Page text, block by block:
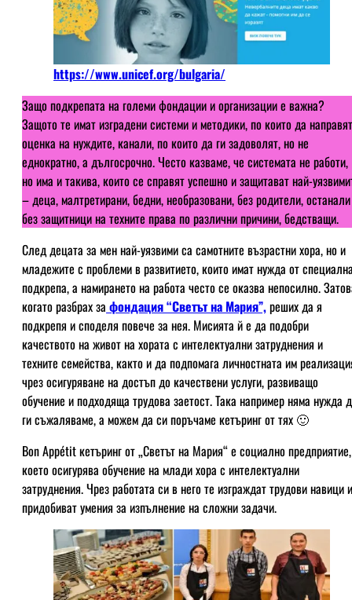
https://www.unicef.org/bulgaria/
Защо подкрепата на големи фондации и организации е важна?
Защото те имат изградени системи и методики, по които да направят
оценка на нуждите, канали, по които да ги задоволят, но не
еднократно, а дългосрочно. Често казваме, че системата не работи,
но има и такива, които се справят успешно и защитават най-
– деца, малтретирани, бедни, необразовани, без родители, останали
без защитници на техните права по различни причини, бедстващи.
След децата за мен най-уязвими са самотните възрастни хора, но и
младежите с проблеми в развитието, които имат нужда от
подкрепа, а намирането на работа често се оказва непосилно.
когато разбрах за фондация “Светът на Мария”,реших да я
подкрепя и споделя повече за нея. Мисията й е да подобри
качеството на живот на хората с интелектуални затруднения и
техните семейства, както и да подпомага личностната им
чрез осигуряване на достъп до качествени услуги, развиващо
обучение и подходяща трудова заетост. Така например няма нужда
ги съжаляваме, а можем да си поръчаме кетъринг от тях 🙂
Bon Appétit кетъринг от „Светът на Мария“ е социално предприятие,
което осигурява обучение на млади хора с интелектуални
затруднения. Чрез работата си в него те изграждат трудови навици и
придобиват умения за изпълнение на сложни задачи.